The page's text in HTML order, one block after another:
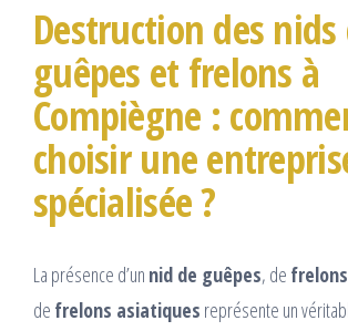
Destruction des nids
guêpes et frelons à
Compiègne :
choisir une
spécialisée ?
La présence d’un nid de guêpes, de
de frelons asiatiques représente un